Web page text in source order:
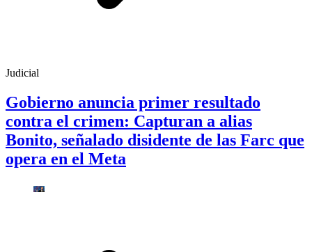
Judicial
Gobierno anuncia primer resultado
contra el crimen: Capturan a alias
Bonito, señalado disidente de las Farc que
opera en el Meta